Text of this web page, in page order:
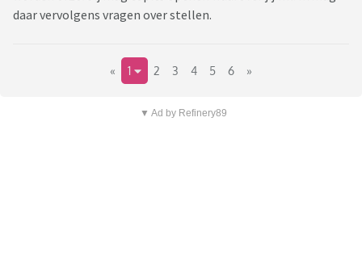
daar vervolgens vragen over stellen.
« 1 2 3 4 5 6 »
▼ Ad by Refinery89